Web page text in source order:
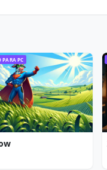
PARA PC